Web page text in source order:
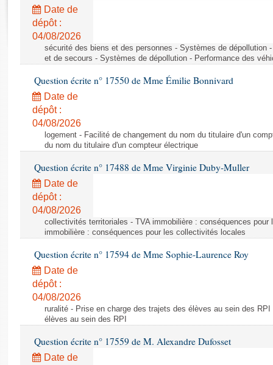
Rapports législatifs
Rapports sur l'application des lois
Baromètre de l’application des lois
Dossiers législatifs
Budget et sécurité sociale
Questions écrites et orales
Comptes rendus des débats
Date de
dépôt :
04/08/2026
sécurité des biens et des personnes - Systèmes de dépollution
et de secours - Systèmes de dépollution - Performance des
Question écrite n° 17550 de Mme Émilie Bonnivard
Date de
dépôt :
04/08/2026
logement - Facilité de changement du nom du titulaire d'un
du nom du titulaire d'un compteur électrique
Question écrite n° 17488 de Mme Virginie Duby-Muller
Date de
dépôt :
04/08/2026
collectivités territoriales - TVA immobilière : conséquences
immobilière : conséquences pour les collectivités locales
Question écrite n° 17594 de Mme Sophie-Laurence Roy
Date de
dépôt :
04/08/2026
ruralité - Prise en charge des trajets des élèves au sein des
élèves au sein des RPI
Question écrite n° 17559 de M. Alexandre Dufosset
Date de